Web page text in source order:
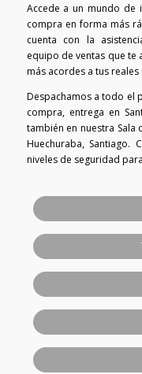
Accede a un mundo de
compra en forma más
cuenta con la
equipo de ventas que te
más acordes a tus reales
Despachamos a todo el
compra, entrega en
también en nuestra Sala
Huechuraba, Santiago.
niveles de seguridad